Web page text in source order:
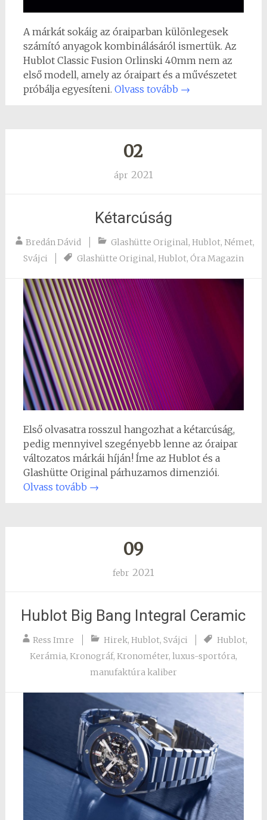
A márkát sokáig az óraiparban különlegesek
számító anyagok kombinálásáról ismertük. Az
Hublot Classic Fusion Orlinski 40mm nem az
első modell, amely az óraipart és a művészetet
próbálja egyesíteni. Olvass tovább →
02
ápr 2021
Kétarcúság
Bredán Dávid Glashütte Original, Hublot, Német,
Svájci
Glashütte Original, Hublot, Óra Magazin
Első olvasatra rosszul hangozhat a kétarcúság,
pedig mennyivel szegényebb lenne az óraipar
változatos márkái híján! Íme az Hublot és a
Glashütte Original párhuzamos dimenziói.
Olvass tovább →
09
febr 2021
Hublot Big Bang Integral Ceramic
Ress Imre Hirek, Hublot, Svájci Hublot,
Kerámia, Kronográf, Kronométer, luxus-sportóra,
manufaktúra kaliber